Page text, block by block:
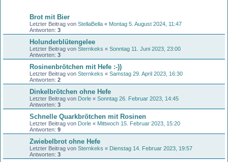
Brot mit Bier
Letzter Beitrag von StellaBella « Montag 5. August 2024, 11:47
Antworten: 3
Holunderblütengelee
Letzter Beitrag von Sternkeks « Sonntag 11. Juni 2023, 23:00
Antworten: 3
Rosinenbrötchen mit Hefe :-))
Letzter Beitrag von Sternkeks « Samstag 29. April 2023, 16:30
Antworten: 2
Dinkelbrötchen ohne Hefe
Letzter Beitrag von Dorle « Sonntag 26. Februar 2023, 14:45
Antworten: 3
Schnelle Quarkbrötchen mit Rosinen
Letzter Beitrag von Dorle « Mittwoch 15. Februar 2023, 15:20
Antworten: 9
Zwiebelbrot ohne Hefe
Letzter Beitrag von Sternkeks « Dienstag 14. Februar 2023, 19:57
Antworten: 3